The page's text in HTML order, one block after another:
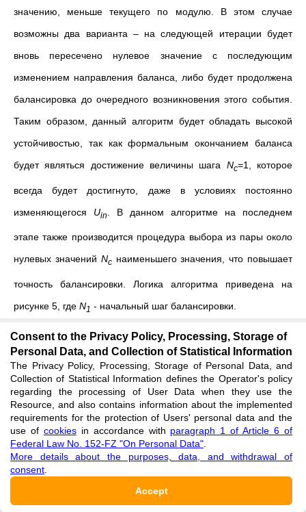
значению, меньше текущего по модулю. В этом случае
возможны два варианта – на следующей итерации будет
вновь пересечено нулевое значение с последующим
изменением направления баланса, либо будет продолжена
балансировка до очередного возникновения этого события.
Таким образом, данный алгоритм будет обладать высокой
устойчивостью, так как формальным окончанием баланса
будет являться достижение величины шага Nc=1, которое
всегда будет достигнуто, даже в условиях постоянно
изменяющегося Uin . В данном алгоритме на последнем
этапе также производится процедура выбора из пары около
нулевых значений Ncнаименьшего значения, что повышает
точность балансировки. Логика алгоритма приведена на
рисунке 5, где N1 - начальный шаг балансировки.
Теоретически, данный алгоритм способен обеспечить более
высокую точность, чем алгоритм № 1, где величина шага
Uout
может достигать очень высоких значений из-за возникающей
нелинейности, тогда как в данном случае точность
повышается с каждым пересечением нуля. На рисунке 6
приведен результат моделирования алгоритма № 2 при тех
же параметрах усилителя (рисунок 3).
Consent to the Privacy Policy, Processing, Storage of
Personal Data, and Collection of Statistical Information
The Privacy Policy, Processing, Storage of Personal Data, and
Collection of Statistical Information defines the Operator's policy
regarding the processing of User Data when they use the
Resource, and also contains information about the implemented
requirements for the protection of Users' personal data and the
use of cookiesin accordance with paragraph 1 of Article 6 of
Federal Law No. 152-FZ "On Personal Data"
More details about the purposes, data, and withdrawal of
consent
Accept